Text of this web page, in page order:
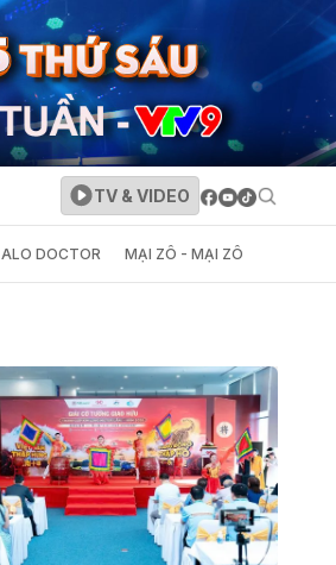
TV & VIDEO
ALO DOCTOR MẠI ZÔ - MẠI ZÔ